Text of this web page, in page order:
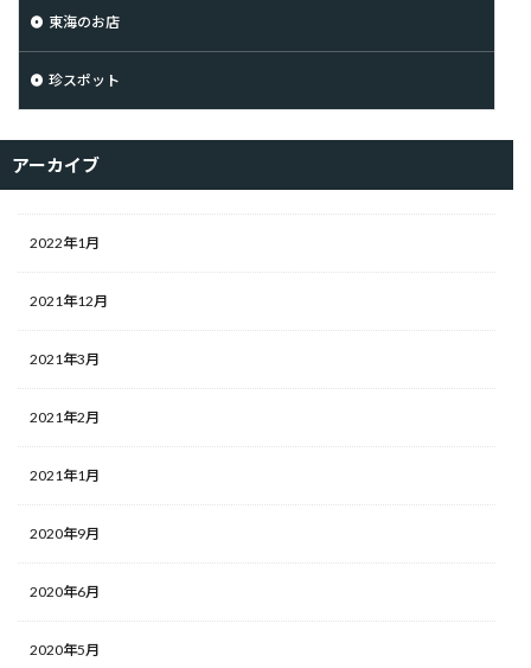
東海のお店
珍スポット
アーカイブ
2022年1月
2021年12月
2021年3月
2021年2月
2021年1月
2020年9月
2020年6月
2020年5月